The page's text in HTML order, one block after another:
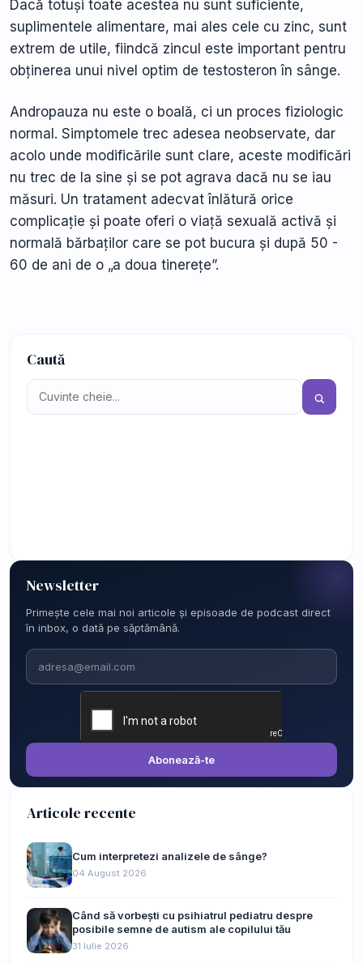
Dacă totuși toate acestea nu sunt suficiente,
suplimentele alimentare, mai ales cele cu zinc, sunt
extrem de utile, fiindcă zincul este important pentru
obținerea unui nivel optim de testosteron în sânge.
Andropauza nu este o boală, ci un proces fiziologic
normal. Simptomele trec adesea neobservate, dar
acolo unde modificările sunt clare, aceste modificări
nu trec de la sine și se pot agrava dacă nu se iau
măsuri. Un tratament adecvat înlătură orice
complicație și poate oferi o viață sexuală activă și
normală bărbaților care se pot bucura și după 50 -
60 de ani de o „a doua tinerețe”.
Caută
Newsletter
Primește cele mai noi articole și episoade de podcast direct
în inbox, o dată pe săptămână.
Email
Abonează-te
Articole recente
Cum interpretezi analizele de sânge?
04 August 2026
Când să vorbești cu psihiatrul pediatru despre
posibile semne de autism ale copilului tău
31 Iulie 2026